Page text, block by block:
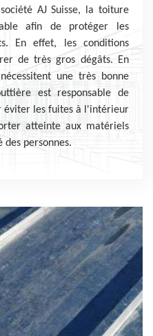
AJ Suisse, la toiture
afin de protéger les
En effet, les conditions
de très gros dégâts. En
une très bonne
est responsable de
éviter les fuites à l'intérieur
atteinte aux matériels
personnes.